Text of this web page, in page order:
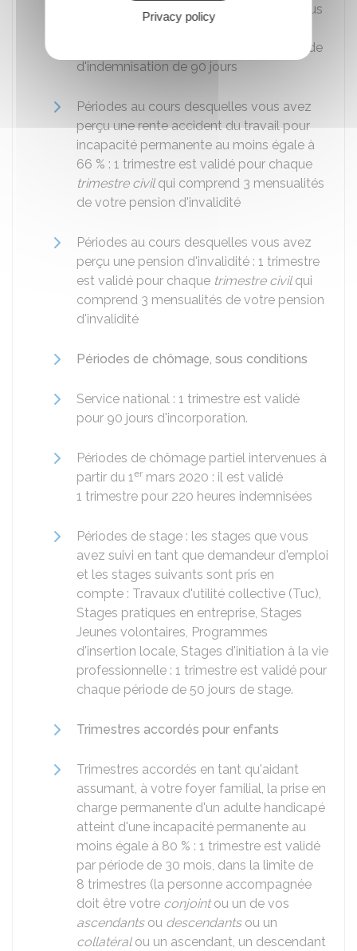
Congé de maternité au cours duquel vous
avez perçu des indemnités journalières :
1 trimestre est validé pour chaque période
d'indemnisation de 90 jours
Périodes au cours desquelles vous avez
perçu une rente accident du travail pour
incapacité permanente au moins égale à
66 % : 1 trimestre est validé pour chaque
trimestre civilqui comprend 3 mensualités
de votre pension d'invalidité
Périodes au cours desquelles vous avez
perçu une pension d'invalidité : 1 trimestre
est validé pour chaque trimestre civilqui
comprend 3 mensualités de votre pension
d'invalidité
Périodes de chômage, sous conditions
Service national : 1 trimestre est validé
pour 90 jours d'incorporation.
Périodes de chômage partiel intervenues à
partir du 1er mars 2020 : il est validé
1 trimestre pour 220 heures indemnisées
Périodes de stage : les stages que vous
avez suivi en tant que demandeur d'emploi
et les stages suivants sont pris en
compte : Travaux d'utilité collective (Tuc),
Stages pratiques en entreprise, Stages
Jeunes volontaires, Programmes
d'insertion locale, Stages d'initiation à la vie
professionnelle : 1 trimestre est validé pour
chaque période de 50 jours de stage.
Trimestres accordés pour enfants
Trimestres accordés en tant qu'aidant
assumant, à votre foyer familial, la prise en
charge permanente d'un adulte handicapé
atteint d'une incapacité permanente au
moins égale à 80 % : 1 trimestre est validé
par période de 30 mois, dans la limite de
8 trimestres (la personne accompagnée
doit être votre conjointou un de vos
ascendantsou descendantsou un
collatéralou un ascendant, un descendant
Privacy policy